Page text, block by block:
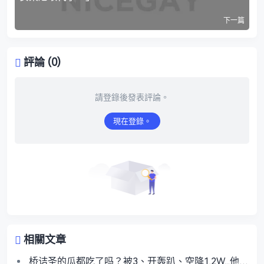
下一篇
評論 (0)
請登錄後發表評論。
現在登錄。
相關文章
桥诘圣的瓜都吃了吗？被3、开轰趴、空降1.2W...他到